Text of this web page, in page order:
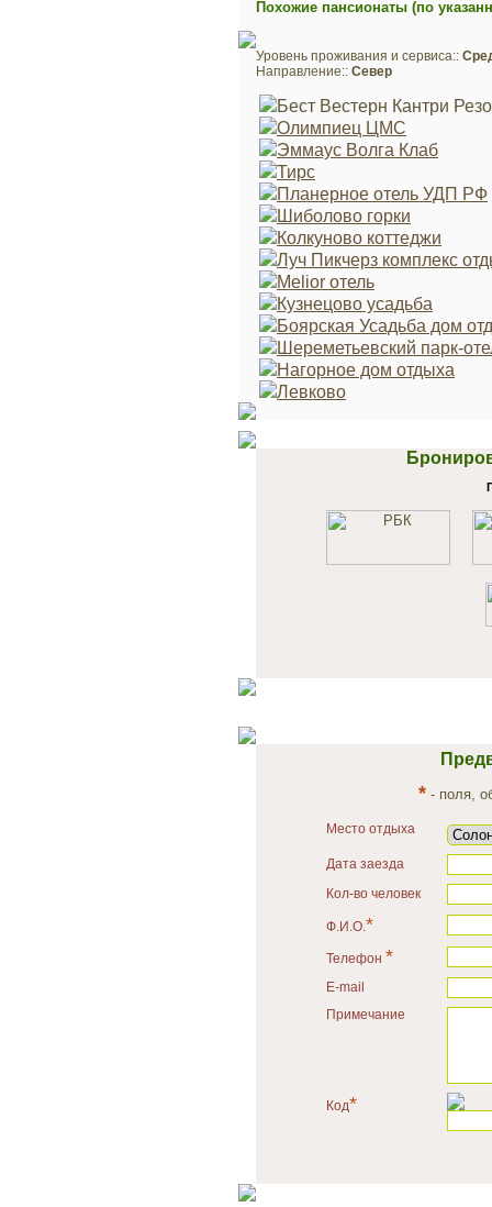
Похожие пансионаты (по
Уровень проживания и сервиса::
Направление:: Север
Бест Вестерн Кантри
Олимпиец ЦМС
Эммаус Волга Клаб
Тирс
Планерное отель УДП РФ
Шиболово горки
Колкуново коттеджи
Луч Пикчерз комплекс
Melior отель
Кузнецово усадьба
Боярская Усадьба дом
Шереметьевский парк-
Нагорное дом отдыха
Левково
* - поля,
Место отдыха
Дата заезда
Кол-во человек
Ф.И.О.*
Телефон *
E-mail
Примечание
Код*